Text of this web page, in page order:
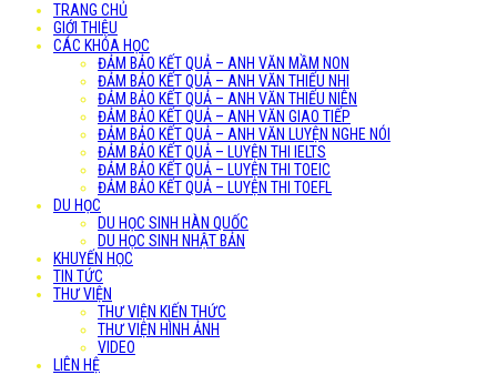
TRANG CHỦ
GIỚI THIỆU
CÁC KHÓA HỌC
ĐẢM BẢO KẾT QUẢ – ANH VĂN MẦM NON
ĐẢM BẢO KẾT QUẢ – ANH VĂN THIẾU NHI
ĐẢM BẢO KẾT QUẢ – ANH VĂN THIẾU NIÊN
ĐẢM BẢO KẾT QUẢ – ANH VĂN GIAO TIẾP
ĐẢM BẢO KẾT QUẢ – ANH VĂN LUYỆN NGHE NÓI
ĐẢM BẢO KẾT QUẢ – LUYỆN THI IELTS
ĐẢM BẢO KẾT QUẢ – LUYỆN THI TOEIC
ĐẢM BẢO KẾT QUẢ – LUYỆN THI TOEFL
DU HỌC
DU HỌC SINH HÀN QUỐC
DU HỌC SINH NHẬT BẢN
KHUYẾN HỌC
TIN TỨC
THƯ VIỆN
THƯ VIỆN KIẾN THỨC
THƯ VIỆN HÌNH ẢNH
VIDEO
LIÊN HỆ